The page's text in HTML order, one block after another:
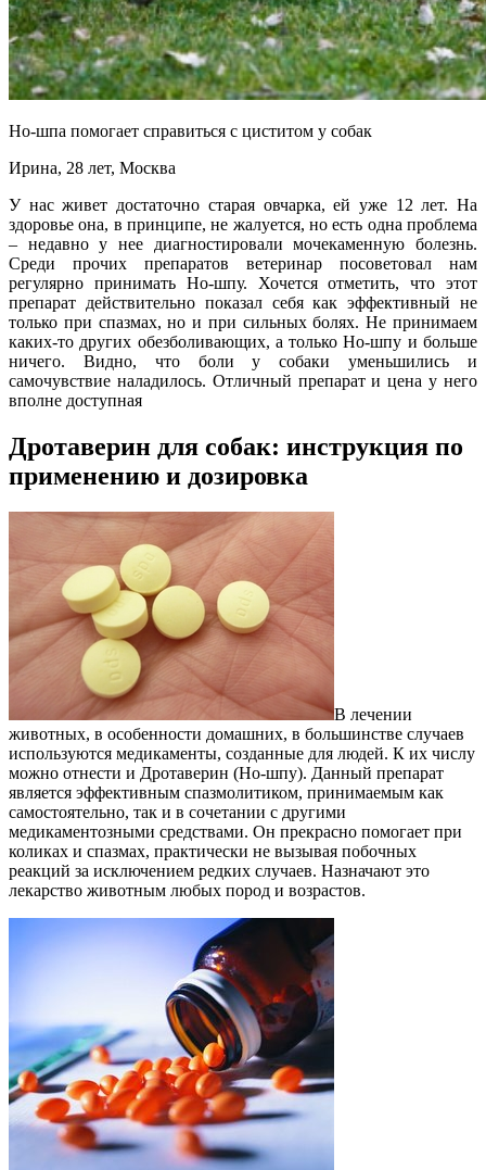
Но-шпа помогает справиться с циститом у собак
Ирина, 28 лет, Москва
У нас живет достаточно старая овчарка, ей уже 12 лет. На
здоровье она, в принципе, не жалуется, но есть одна проблема
– недавно у нее диагностировали мочекаменную болезнь.
Среди прочих препаратов ветеринар посоветовал нам
регулярно принимать Но-шпу. Хочется отметить, что этот
препарат действительно показал себя как эффективный не
только при спазмах, но и при сильных болях. Не принимаем
каких-то других обезболивающих, а только Но-шпу и больше
ничего. Видно, что боли у собаки уменьшились и
самочувствие наладилось. Отличный препарат и цена у него
вполне доступная
Дротаверин для собак: инструкция по
применению и дозировка
В лечении
животных, в особенности домашних, в большинстве случаев
используются медикаменты, созданные для людей. К их числу
можно отнести и Дротаверин (Но-шпу). Данный препарат
является эффективным спазмолитиком, принимаемым как
самостоятельно, так и в сочетании с другими
медикаментозными средствами. Он прекрасно помогает при
коликах и спазмах, практически не вызывая побочных
реакций за исключением редких случаев. Назначают это
лекарство животным любых пород и возрастов.